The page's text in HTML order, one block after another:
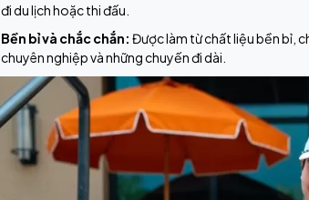
đi du lịch hoặc thi đấu.
Bền bỉ và chắc chắn: Được làm từ chất liệu bền bỉ,
chuyên nghiệp và những chuyến đi dài.